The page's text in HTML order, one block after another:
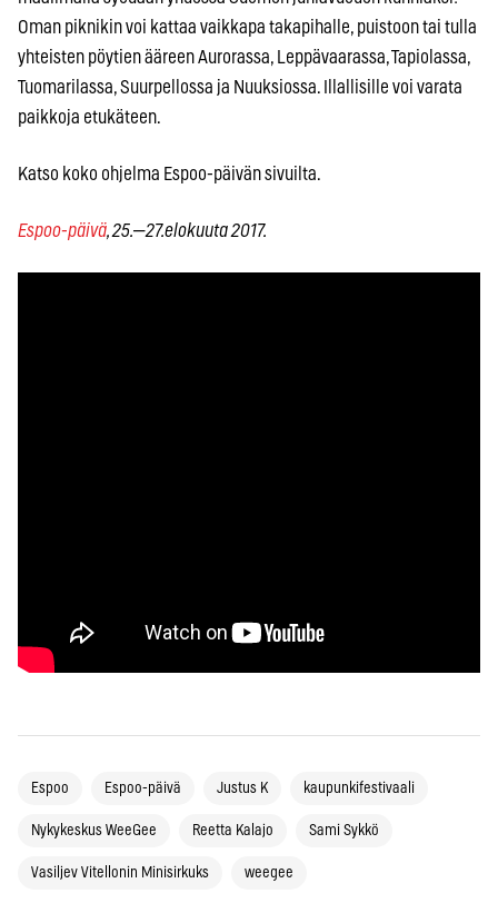
Oman piknikin voi kattaa vaikkapa takapihalle, puistoon tai tulla
yhteisten pöytien ääreen Aurorassa, Leppävaarassa, Tapiolassa,
Tuomarilassa, Suurpellossa ja Nuuksiossa. Illallisille voi varata
paikkoja etukäteen.
Katso koko ohjelma Espoo-päivän sivuilta.
Espoo-päivä, 25.—27.elokuuta 2017.
Espoo Espoo-päivä Justus K kaupunkifestivaali
Nykykeskus WeeGee Reetta Kalajo Sami Sykkö
Vasiljev Vitellonin Minisirkuks weegee